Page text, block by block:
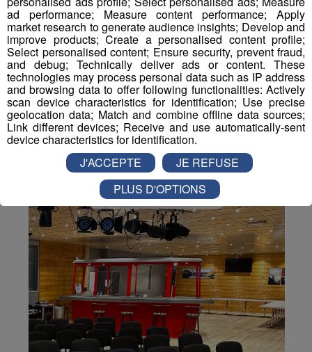
Partager sur Twitter
ad performance; Measure content performance; Apply
market research to generate audience insights; Develop and
improve products; Create a personalised content profile;
Select personalised content; Ensure security, prevent fraud,
and debug; Technically deliver ads or content. These
technologies may process personal data such as IP address
and browsing data to offer following functionalities: Actively
scan device characteristics for identification; Use precise
geolocation data; Match and combine offline data sources;
Link different devices; Receive and use automatically-sent
device characteristics for identification.
J'ACCEPTE
JE REFUSE
PLUS D'OPTIONS